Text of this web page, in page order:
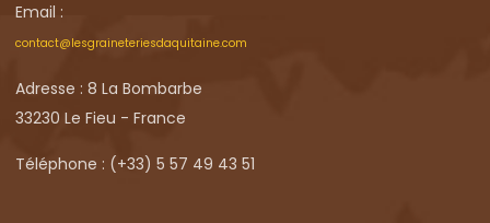
Email :
contact@lesgraineteriesdaquitaine.com
Adresse : 8 La Bombarbe
33230 Le Fieu - France
Téléphone : (+33) 5 57 49 43 51